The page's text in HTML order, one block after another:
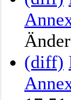
(diff)